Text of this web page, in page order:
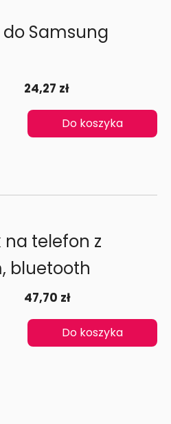
Samsung
24,27 zł
Do koszyka
na telefon z
bluetooth
47,70 zł
Do koszyka